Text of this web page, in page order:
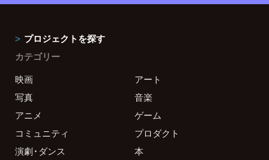
プロジェクトを探す
カテゴリー
映画
アート
写真
音楽
アニメ
ゲーム
コミュニティ
プロダクト
演劇・ダンス
本